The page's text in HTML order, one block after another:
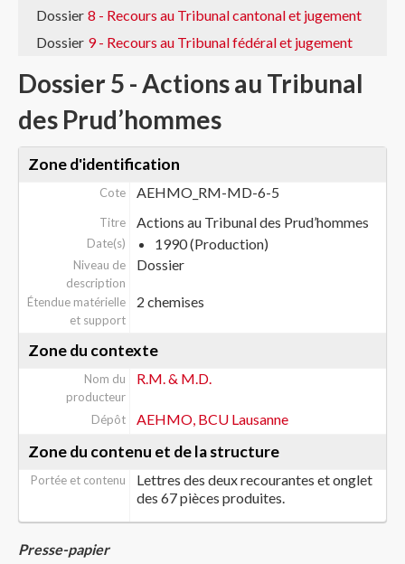
Dossier 8 - Recours au Tribunal cantonal et jugement
Dossier 9 - Recours au Tribunal fédéral et jugement
Dossier 5 - Actions au Tribunal
des Prud’hommes
Zone d'identification
Cote AEHMO_RM-MD-6-5
Titre Actions au Tribunal des Prud’hommes
Date(s) 1990 (Production)
Niveau de
description
Dossier
Étendue matérielle
et support
2 chemises
Zone du contexte
Nom du
producteur
R.M. & M.D.
Dépôt AEHMO, BCU Lausanne
Zone du contenu et de la structure
Portée et contenu
Lettres des deux recourantes et onglet
des 67 pièces produites.
Presse-papier